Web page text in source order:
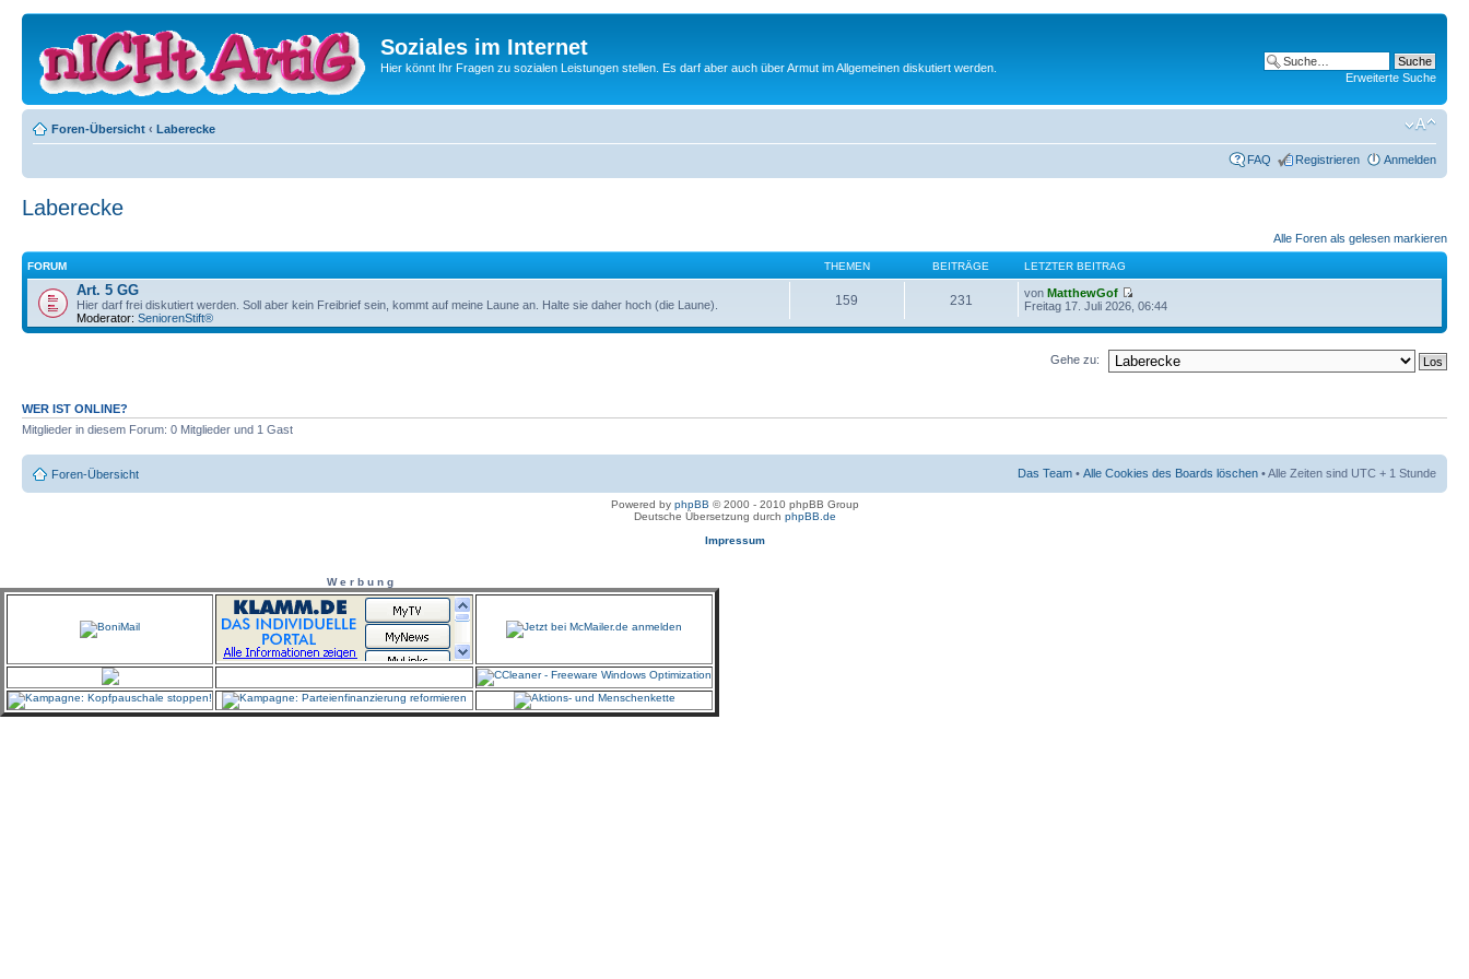
Soziales im Internet
Hier könnt Ihr Fragen zu sozialen Leistungen stellen. Es darf aber auch über Armut im Allgemeinen diskutiert werden.
Erweiterte Suche
Foren-Übersicht ‹ Laberecke
FAQ Registrieren Anmelden
Laberecke
Alle Foren als gelesen markieren
FORUM THEMEN BEITRÄGE LETZTER BEITRAG
Art. 5 GG
Hier darf frei diskutiert werden. Soll aber kein Freibrief sein, kommt auf meine Laune an. Halte sie daher hoch (die Laune).
Moderator: SeniorenStift®
159 231 vonMatthewGof
Freitag 17. Juli 2026, 06:44
Gehe zu:
WER IST ONLINE?
Mitglieder in diesem Forum: 0 Mitglieder und 1 Gast
Foren-Übersicht Das Team • Alle Cookies des Boards löschen • Alle Zeiten sind UTC + 1 Stunde
Powered by phpBB © 2000 - 2010 phpBB Group
Deutsche Übersetzung durch phpBB.de
Impressum
W e r b u n g